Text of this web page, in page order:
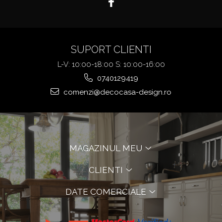
SUPORT CLIENTI
L-V: 10:00-18:00 S: 10:00-16:00
0740129419
comenzi@decocasa-design.ro
MAGAZINUL MEU
CLIENTI
DATE COMERCIALE